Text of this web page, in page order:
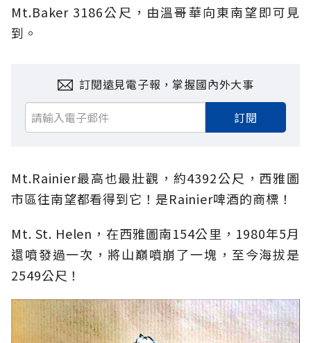
Mt.Baker 3186公尺，由溫哥華向東南望即可見
到。
訂閱遠見電子報，掌握國內外大事
訂閱
Mt.Rainier最高也最壯觀，約4392公尺，西雅圖
市區往南望都看得到它！是Rainier啤酒的商標！
Mt. St. Helen，在西雅圖南154公里，1980年5月
還噴發過一次，將山巔噴崩了一塊，至今海拔是
2549公尺！